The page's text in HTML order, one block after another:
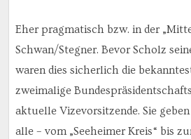
Eher pragmatisch bzw. in der
Schwan/Stegner. Bevor Scholz
waren dies sicherlich die
zweimalige
aktuelle Vizevorsitzende. Sie
alle – vom „Seeheimer Kreis“ bis